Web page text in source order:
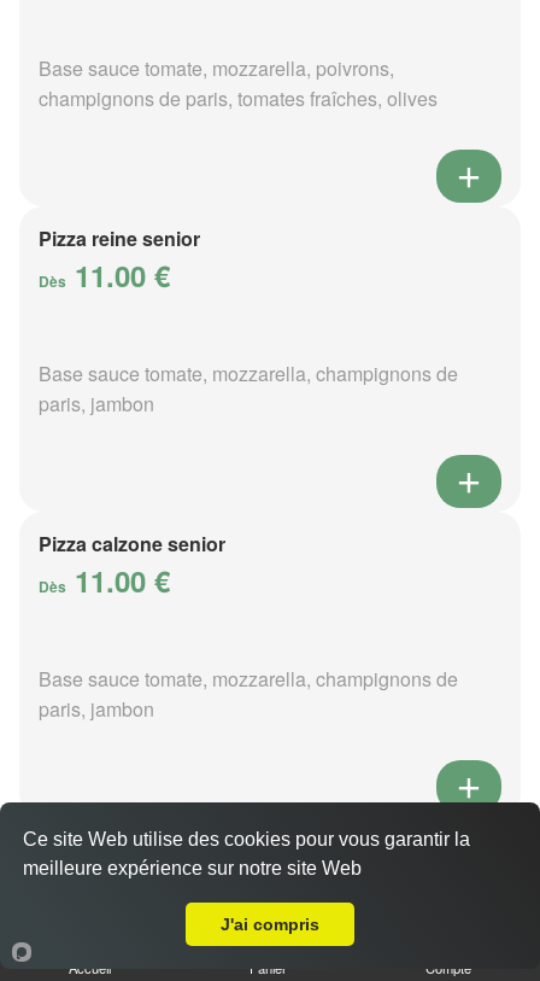
Base sauce tomate, mozzarella, poivrons,
champignons de paris, tomates fraîches, olives
Pizza reine senior
Dès 11.00 €
Base sauce tomate, mozzarella, champignons de
paris, jambon
Pizza calzone senior
Dès 11.00 €
Base sauce tomate, mozzarella, champignons de
paris, jambon
Pizza 4 fromages senior
11.00 €
Accueil Panier Compte
Ce site Web utilise des cookies pour vous garantir la
meilleure expérience sur notre site Web
J'ai compris